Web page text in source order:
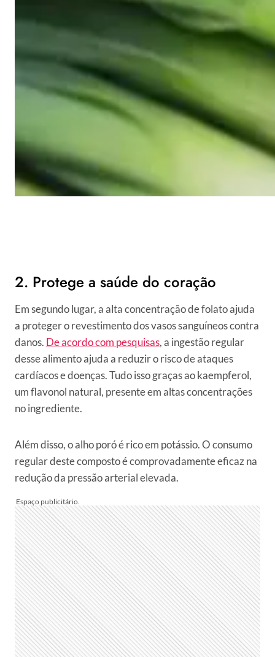
2. Protege a saúde do coração
Em segundo lugar, a alta concentração de folato ajuda
a proteger o revestimento dos vasos sanguíneos contra
danos. De acordo com pesquisas, a ingestão regular
desse alimento ajuda a reduzir o risco de ataques
cardíacos e doenças. Tudo isso graças ao kaempferol,
um flavonol natural, presente em altas concentrações
no ingrediente.
Além disso, o alho poró é rico em potássio. O consumo
regular deste composto é comprovadamente eficaz na
redução da pressão arterial elevada.